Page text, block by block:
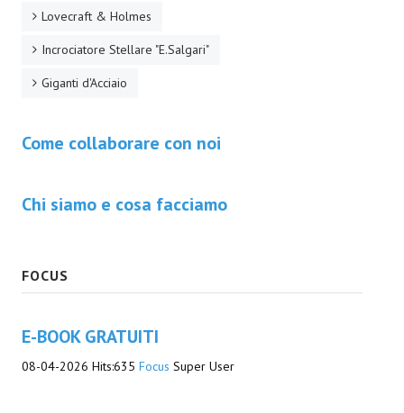
Lovecraft & Holmes
Incrociatore Stellare "E.Salgari"
Giganti d'Acciaio
Come collaborare con noi
Chi siamo e cosa facciamo
FOCUS
E-BOOK GRATUITI
08-04-2026 Hits:635 Focus Super User